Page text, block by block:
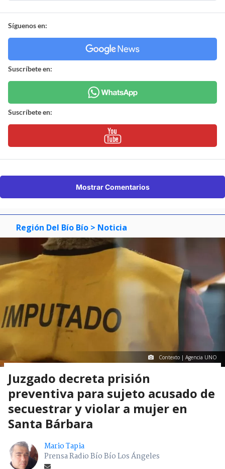
Síguenos en:
Suscríbete en:
Suscríbete en:
Mostrar Comentarios
Región Del Bío Bío > Noticia
Contexto | Agencia UNO
Juzgado decreta prisión
preventiva para sujeto acusado de
secuestrar y violar a mujer en
Santa Bárbara
Mario Tapia
Prensa Radio Bío Bío Los Ángeles